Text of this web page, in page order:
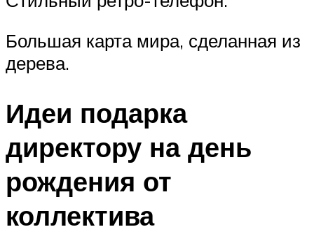
Большая карта мира, сделанная из
дерева.
Идеи подарка
директору на день
рождения от
коллектива